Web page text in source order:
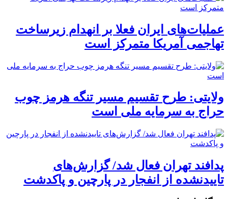
عملیات‌های ایران فعلا بر انهدام زیرساخت
تهاجمی آمریکا متمرکز است
ولایتی: طرح تقسیم مسیر تنگه هرمز چوب
حراج به سرمایه ملی است
پدافند تهران فعال شد/ گزارش‌های
تاییدنشده از انفجار در پارچین و پاکدشت